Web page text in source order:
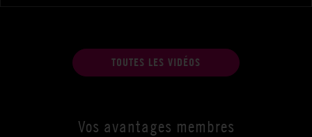
TOUTES LES VIDÉOS
Vos avantages membres